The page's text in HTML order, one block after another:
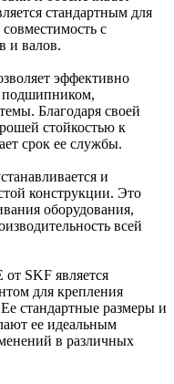
стандартным для
с
и валов.
эффективно
подшипником,
Благодаря своей
стойкостью к
срок ее службы.
и
конструкции. Это
оборудования,
всей
от SKF является
для крепления
стандартные размеры и
ее идеальным
в различных